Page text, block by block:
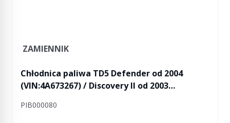
ZAMIENNIK
Chłodnica paliwa TD5 Defender od 2004
(VIN:4A673267) / Discovery II od 2003
PIB000080